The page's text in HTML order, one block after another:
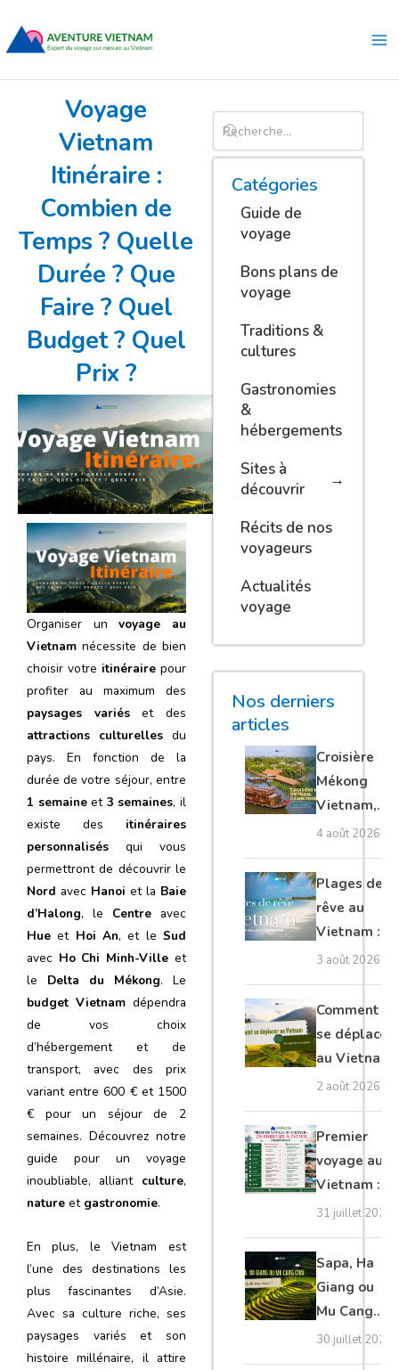
contenu
Voyage
Vietnam
Itinéraire :
Combien de
Temps ? Quelle
Durée ? Que
Faire ? Quel
Budget ? Quel
Prix ?
Organiser unvoyage au
Vietnam nécessite de bien
choisir votre itinérairepour
profiter au maximum des
paysages variéset des
attractions culturellesdu
pays. En fonction de la
durée de votre séjour, entre
1 semaineet 3 semaines, il
existe des itinéraires
personnalisés qui vous
permettront de découvrir le
Nord avec Hanoi et la Baie
d’Halong, le Centreavec
Hue et Hoi An, et le Sud
avec Ho Chi Minh-Ville et
le Delta du Mékong. Le
budget Vietnamdépendra
de vos choix
d’hébergement et de
transport, avec des prix
variant entre 600 € et 1500
€ pour un séjour de 2
semaines. Découvrez notre
guide pour un voyage
inoubliable, alliant culture,
nature et gastronomie.
En plus, le Vietnam est
l’une des destinations les
plus fascinantes d’Asie.
Avec sa culture riche, ses
paysages variés et son
histoire millénaire, il attire
Catégories
Guide de
voyage
Bons plans de
voyage
Traditions &
cultures
Gastronomies
&
hébergements
Sites à
découvrir
Récits de nos
voyageurs
Actualités
voyage
Nos derniers
articles
Croisière
Mékong
Vietnam,
Cambodge
et Laos :
guide
complet
4 août 2026
Plages de
rêve au
Vietnam :
les plus
belles à
découvrir
3 août 2026
Comment
se déplacer
au Vietnam
: transports
et conseils
2 août 2026
Premier
voyage au
Vietnam :
20 erreurs à
éviter
absolument
31 juillet 2026
Sapa, Ha
Giang ou
Mu Cang
Chai :
quelle
30 juillet 2026